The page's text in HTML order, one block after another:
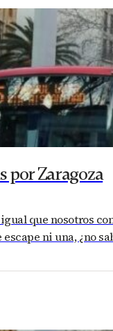
por Zaragoza
que nosotros
ni una, ¿no